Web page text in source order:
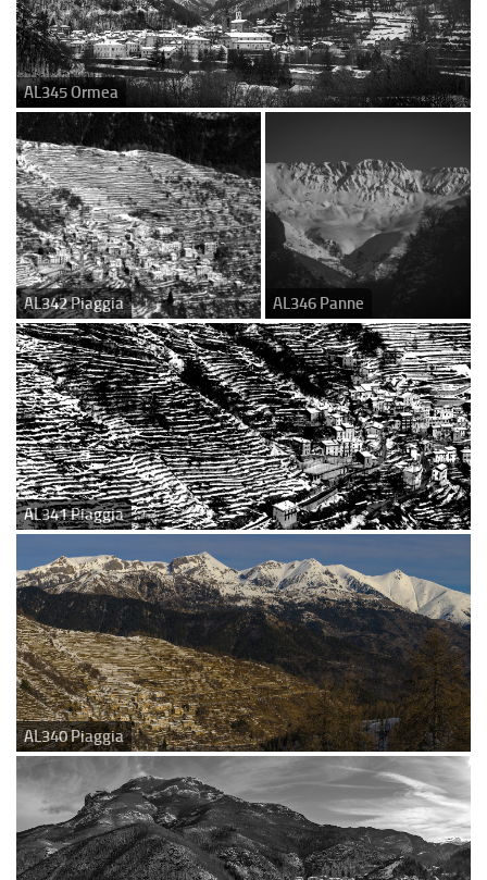
AL345 Ormea
AL342 Piaggia AL346 Panne
AL341 Piaggia
AL340 Piaggia